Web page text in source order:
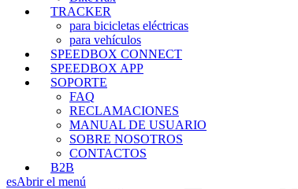
TRACKER
para bicicletas eléctricas
para vehículos
SPEEDBOX CONNECT
SPEEDBOX APP
SOPORTE
FAQ
RECLAMACIONES
MANUAL DE USUARIO
SOBRE NOSOTROS
CONTACTOS
B2B
esAbrir el menú